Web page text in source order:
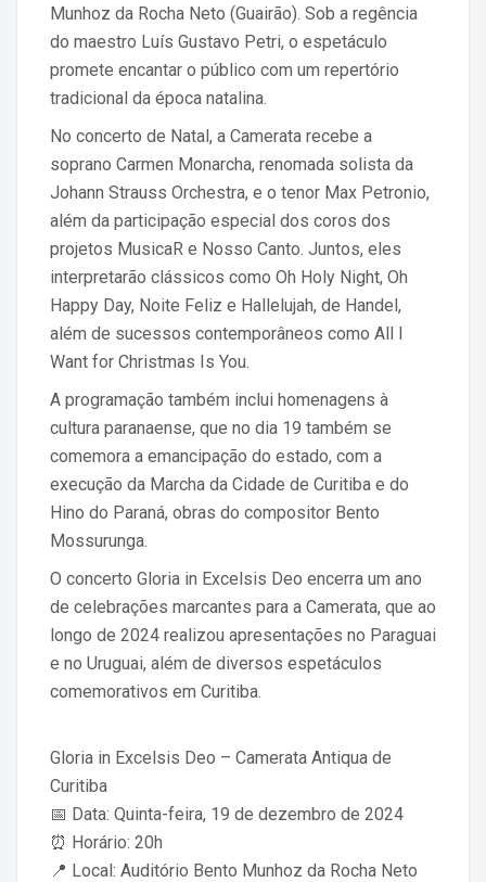
Munhoz da Rocha Neto (Guairão). Sob a regência
do maestro Luís Gustavo Petri, o espetáculo
promete encantar o público com um repertório
tradicional da época natalina.
No concerto de Natal, a Camerata recebe a
soprano Carmen Monarcha, renomada solista da
Johann Strauss Orchestra, e o tenor Max Petronio,
além da participação especial dos coros dos
projetos MusicaR e Nosso Canto. Juntos, eles
interpretarão clássicos como Oh Holy Night, Oh
Happy Day, Noite Feliz e Hallelujah, de Handel,
além de sucessos contemporâneos como All I
Want for Christmas Is You.
A programação também inclui homenagens à
cultura paranaense, que no dia 19 também se
comemora a emancipação do estado, com a
execução da Marcha da Cidade de Curitiba e do
Hino do Paraná, obras do compositor Bento
Mossurunga.
O concerto Gloria in Excelsis Deo encerra um ano
de celebrações marcantes para a Camerata, que ao
longo de 2024 realizou apresentações no Paraguai
e no Uruguai, além de diversos espetáculos
comemorativos em Curitiba.
Gloria in Excelsis Deo – Camerata Antiqua de
Curitiba
📅 Data: Quinta-feira, 19 de dezembro de 2024
⏰ Horário: 20h
📍 Local: Auditório Bento Munhoz da Rocha Neto